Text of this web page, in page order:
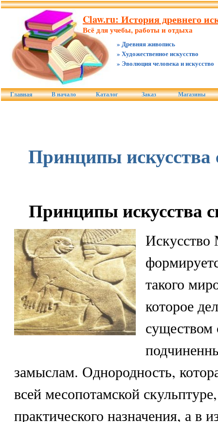
Claw.ru: История древнего
Всё для учебы, работы и отдыха
» Древняя живопись
» Художественное искусство
» Эволюция человека и искусство
Главная В начало Каталог Заказ Магазины
Принципы искусства
Принципы искусства
такого
которое
замыслам. Однородность,
всей месопотамской
практического назначения, а в